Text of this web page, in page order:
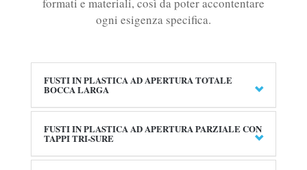
formati e materiali, così da poter accontentare
ogni esigenza specifica.
FUSTI IN PLASTICA AD APERTURA TOTALE
BOCCA LARGA
FUSTI IN PLASTICA AD APERTURA PARZIALE CON
TAPPI TRI-SURE